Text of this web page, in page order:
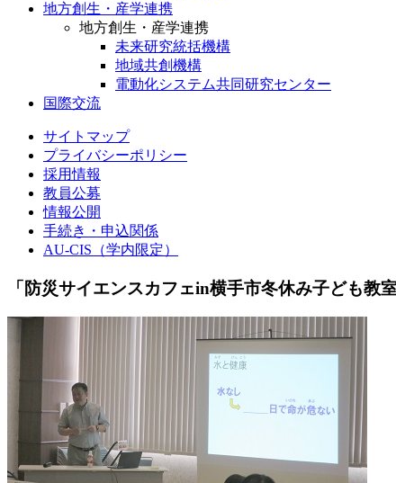
地方創生・産学連携
地方創生・産学連携
未来研究統括機構
地域共創機構
電動化システム共同研究センター
国際交流
サイトマップ
プライバシーポリシー
採用情報
教員公募
情報公開
手続き・申込関係
AU-CIS（学内限定）
「防災サイエンスカフェin横手市冬休み子ども教